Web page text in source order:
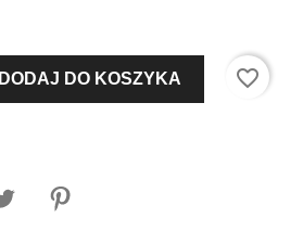
DODAJ DO KOSZYKA favorite_border